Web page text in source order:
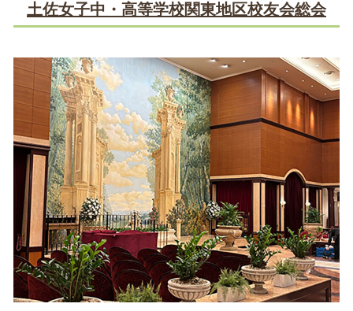
土佐女子中・高等学校関東地区校友会総会